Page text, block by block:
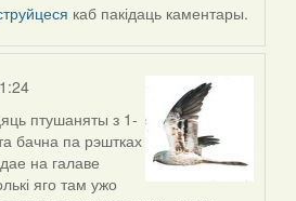
каб пакідаць каментары.
птушаняты з 1-
бачна па рэштках
на галаве
яго там ужо